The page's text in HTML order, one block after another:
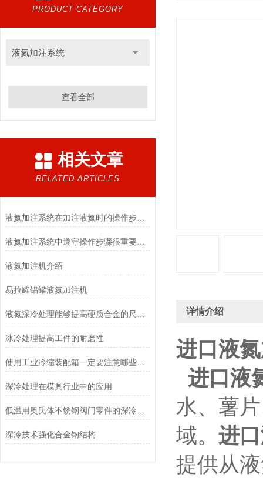
PRODUCT CATEGORY
液氮加注系统
查看全部
相关文章
RELATED ARTICLES
液氮加注系统在加注液氮时的操作步骤和注意事项
液氮加注系统中遵守操作步骤很重要，现在知道还不算晚
液氮加注机介绍
易拉罐铝罐液氮加注机
冰冷处理提高工件的耐磨性
使用工业冷缩装配箱一定要注意哪些事情
深冷处理在模具行业中的应用
低温用奥氏体不锈钢阀门零件的深冷处理
深冷技术强化合金钢结构
详情介绍
进口液
进口液
水、薯
域。 进
提供从